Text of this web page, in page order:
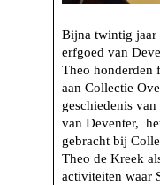
Bijna twintig jaar
erfgoed van
Theo honderden
aan Collectie
geschiedenis
van Deventer,
gebracht bij
Theo de Kreek
activiteiten waar